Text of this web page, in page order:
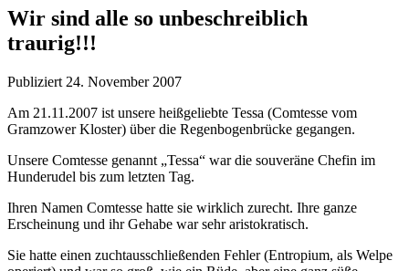
Wir sind alle so unbeschreiblich
traurig!!!
Publiziert 24. November 2007
Am 21.11.2007 ist unsere heißgeliebte Tessa (Comtesse vom
Gramzower Kloster) über die Regenbogenbrücke gegangen.
Unsere Comtesse genannt „Tessa“ war die souveräne Chefin im
Hunderudel bis zum letzten Tag.
Ihren Namen Comtesse hatte sie wirklich zurecht. Ihre ganze
Erscheinung und ihr Gehabe war sehr aristokratisch.
Sie hatte einen zuchtausschließenden Fehler (Entropium, als Welpe